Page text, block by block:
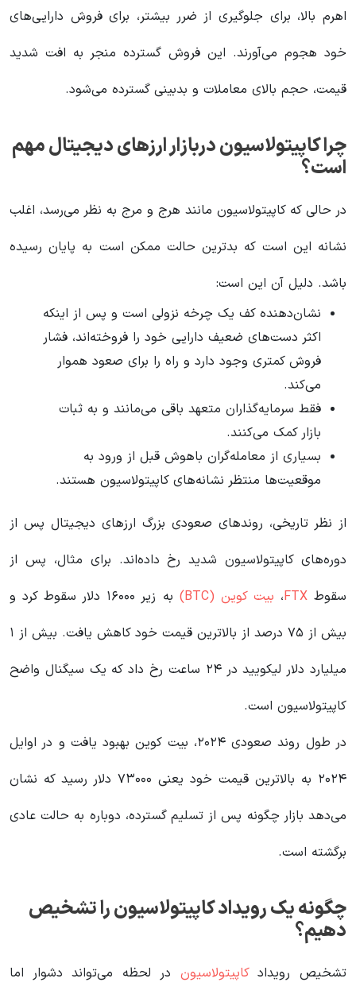
اهرم بالا، برای جلوگیری از ضرر بیشتر، برای فروش دارایی‌های
خود هجوم می‌آورند. این فروش گسترده منجر به افت شدید
قیمت، حجم بالای معاملات و بدبینی گسترده می‌شود.
چرا کاپیتولاسیون دربازار ارزهای دیجیتال مهم
است؟
در حالی که کاپیتولاسیون مانند هرج و مرج به نظر می‌رسد، اغلب
نشانه این است که بدترین حالت ممکن است به پایان رسیده
باشد. دلیل آن این است:
نشان‌دهنده کف یک چرخه نزولی است و پس از اینکه
اکثر دست‌های ضعیف دارایی خود را فروخته‌اند، فشار
فروش کمتری وجود دارد و راه را برای صعود هموار
می‌کند.
فقط سرمایه‌گذاران متعهد باقی می‌مانند و به ثبات
بازار کمک می‌کنند.
بسیاری از معامله‌گران باهوش قبل از ورود به
موقعیت‌ها منتظر نشانه‌های کاپیتولاسیون هستند.
از نظر تاریخی، روندهای صعودی بزرگ ارزهای دیجیتال پس از
دوره‌های کاپیتولاسیون شدید رخ داده‌اند. برای مثال، پس از
سقوطFTX، بیت کوین (BTC)
به زیر ۱۶۰۰۰ دلار سقوط کرد و
بیش از ۷۵ درصد از بالاترین قیمت خود کاهش یافت. بیش از ۱
میلیارد دلار لیکویید در ۲۴ ساعت رخ داد که یک سیگنال واضح
کاپیتولاسیون است.
در طول روند صعودی ۲۰۲۴، بیت کوین بهبود یافت و در اوایل
۲۰۲۴ به بالاترین قیمت خود یعنی ۷۳۰۰۰ دلار رسید که نشان
می‌دهد بازار چگونه پس از تسلیم گسترده، دوباره به حالت عادی
برگشته است.
چگونه یک رویداد کاپیتولاسیون را تشخیص
دهیم؟
تشخیص رویدادکاپیتولاسیون در لحظه می‌تواند دشوار اما